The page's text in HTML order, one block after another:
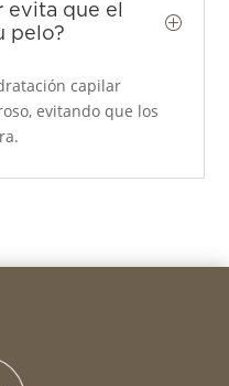
evita que el
pelo?
P
capilar
evitando que los